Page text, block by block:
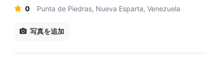
0 Punta de Piedras, Nueva Esparta, Venezuela
写真を追加